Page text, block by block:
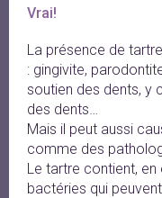
Vrai!
La présence de
: gingivite,
soutien des dents, y
des dents…
Mais il peut aussi
comme des
Le tartre contient,
bactéries qui